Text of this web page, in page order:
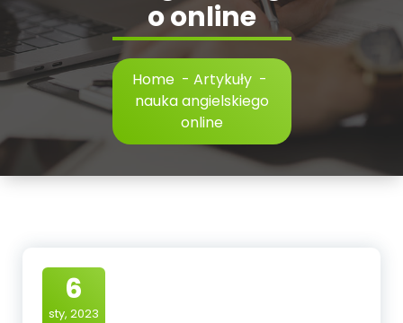
o online
Home - Artykuły -
nauka angielskiego
online
6
sty, 2023